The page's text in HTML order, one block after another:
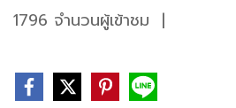
1796 จำนวนผู้เข้าชม |